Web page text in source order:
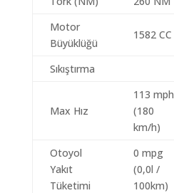
Motor
Büyüklüğü
1582 CC
Sıkıştırma
Max Hız
113 mph
(180
km/h)
Otoyol
Yakıt
Tüketimi
0 mpg
(0,0l /
100km)